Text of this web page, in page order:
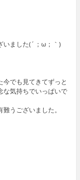
いました(´；ω；｀)
でも見てきてずっと
な気持ちでいっぱいで
うございました。